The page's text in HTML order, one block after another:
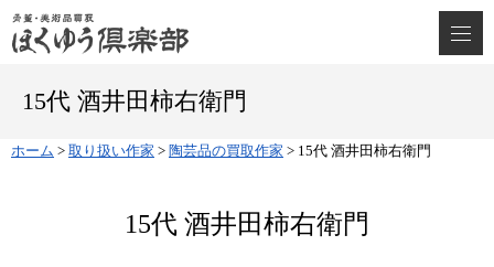
15代 酒井田柿右衛門
ホーム > 取り扱い作家 > 陶芸品の買取作家 > 15代 酒井田柿右衛門
15代 酒井田柿右衛門